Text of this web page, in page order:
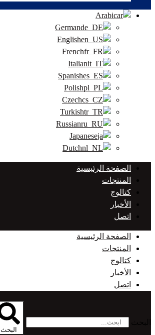
Arabic
German
English
French
Italian
Spanish
Polish
Czech
Turkish
Russian
Japanese
Dutch
الصفحة الرئيسية
المنتجات
كتالوج
الأخبار
اتصل
الصفحة الرئيسية
المنتجات
كتالوج
الأخبار
اتصل
البحث